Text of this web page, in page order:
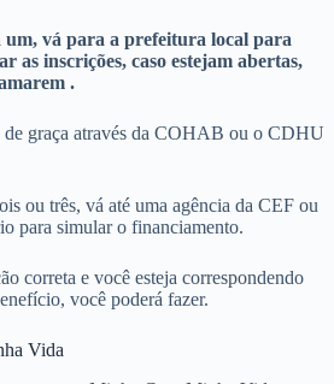
um, vá para a prefeitura local para
as inscrições, caso estejam abertas,
.
de graça através da COHAB ou o CDHU
ou três, vá até uma agência da CEF ou
para simular o financiamento.
correta e você esteja correspondendo
você poderá fazer.
Vida